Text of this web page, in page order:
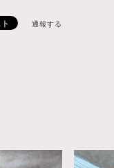
通報する